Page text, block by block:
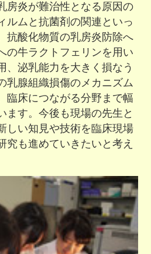
房炎が難治性となる原因の
ルムと抗菌剤の関連といっ
抗酸化物質の乳房炎防除へ
の牛ラクトフェリンを用い
、泌乳能力を大きく損なう
乳腺組織損傷のメカニズム
臨床につながる分野まで幅
ます。今後も現場の先生と
しい知見や技術を臨床現場
究も進めていきたいと考え